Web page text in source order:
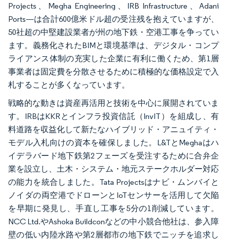
Projects、Megha Engineering、IRB Infrastructure、Adani
Ports—は合計600億米ドル超の受注残を抱えていますが、
50社超の中堅建設業者が州の地下鉄・空港工事を争ってい
ます。義務化されたBIMと環境基準は、デジタル・コンプ
ライアンス体制の充実した企業に有利に働くため、第1層
事業者は固定費を分散させるために積極的な価格設定で入
札することが多くなっています。
戦略的な動きは資産再活用と技術を中心に展開されていま
す。IRBはKKRとインフラ投資信託（InvIT）を組成し、有
料道路を収益化して新たなハイブリッド・アニュイティ・
モデル入札向けの資本を確保しました。L&TとMeghaはハ
イデラバード地下鉄第2フェーズを受注するために合弁企
業を設立し、土木・システム・地元ステークホルダー対応
の能力を統合しました。Tata Projectsはナビ・ムンバイと
ノイダの両空港でドローンとIoTセンサーを活用して欠陥
を早期に発見し、手直し工事を5分の1削減しています。
NCC Ltd.やAshoka Buildconなどの中小競合他社は、参入障
壁の低い内陸水路や第2層都市の地下鉄でニッチを追求し